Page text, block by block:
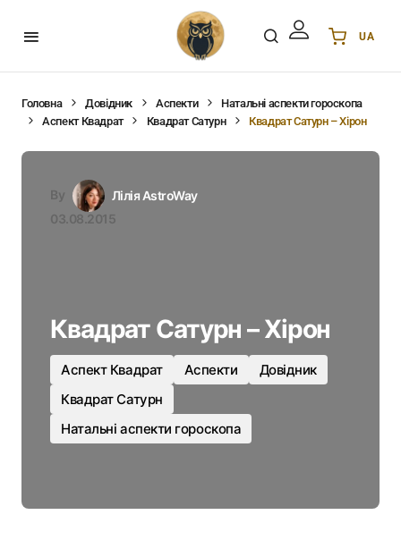
UA
DE Deutsch
PL Polski
Головна Довідник Аспекти
Натальні аспекти гороскопа
Аспект Квадрат
Квадрат Сатурн Квадрат Сатурн – Хірон
By
Лілія AstroWay
03.08.2015
Квадрат Сатурн – Хірон
Аспект Квадрат Аспекти
Довідник
Квадрат Сатурн
Натальні аспекти гороскопа